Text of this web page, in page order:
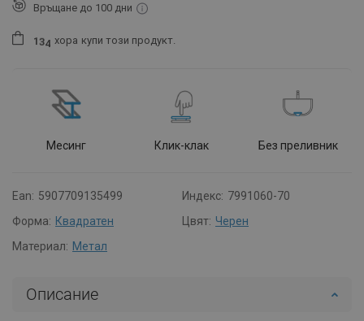
Връщане до 100 дни
1 34 хора купи този продукт.
Месинг Клик-клак Без преливник
Ean: 5907709135499 Индекс: 7991060-70
Форма: Квадратен Цвят: Черен
Материал: Метал
Описание